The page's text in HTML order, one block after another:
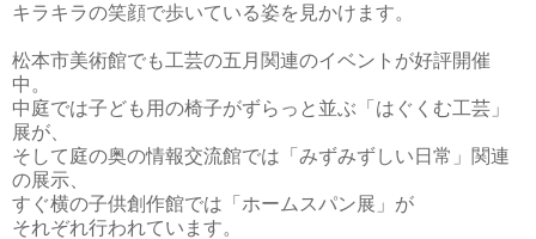
キラキラの笑顔で歩いている姿を見かけます。
松本市美術館でも工芸の五月関連のイベントが好評開催
中。
中庭では子ども用の椅子がずらっと並ぶ「はぐくむ工芸」
展が、
そして庭の奥の情報交流館では「みずみずしい日常」関連
の展示、
すぐ横の子供創作館では「ホームスパン展」が
それぞれ行われています。